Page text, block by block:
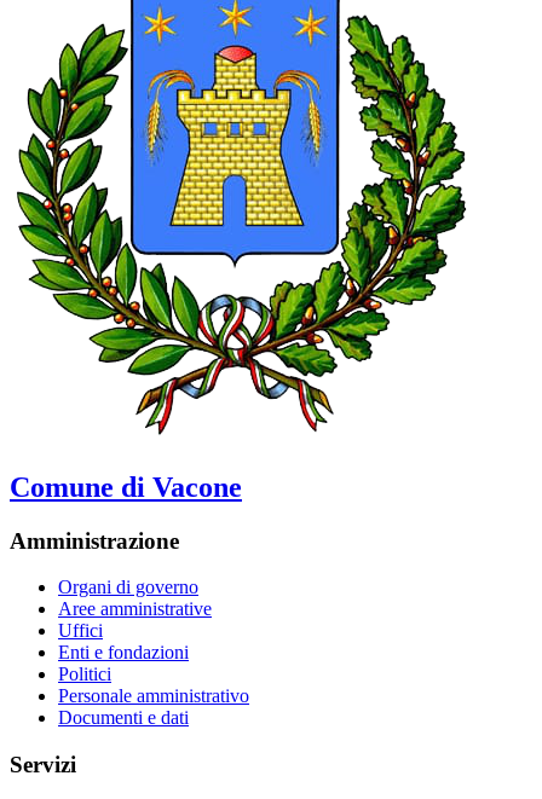
Comune di Vacone
Amministrazione
Organi di governo
Aree amministrative
Uffici
Enti e fondazioni
Politici
Personale amministrativo
Documenti e dati
Servizi